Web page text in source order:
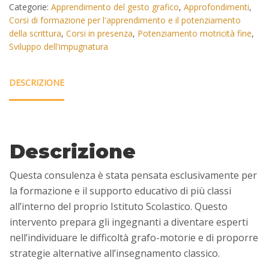
Categorie: Apprendimento del gesto grafico, Approfondimenti,
Corsi di formazione per l'apprendimento e il potenziamento
della scrittura, Corsi in presenza, Potenziamento motricità fine,
Sviluppo dell'impugnatura
DESCRIZIONE
Descrizione
Questa consulenza è stata pensata esclusivamente per
la formazione e il supporto educativo di più classi
all’interno del proprio Istituto Scolastico. Questo
intervento prepara gli ingegnanti a diventare esperti
nell’individuare le difficoltà grafo-motorie e di proporre
strategie alternative all’insegnamento classico.